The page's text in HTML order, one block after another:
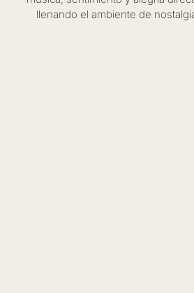
llenando el ambiente de